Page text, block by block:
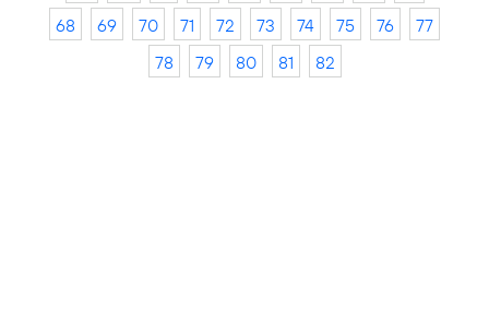
68
69 70 71 72 73 74 75 76
77
78
79 80 81 82